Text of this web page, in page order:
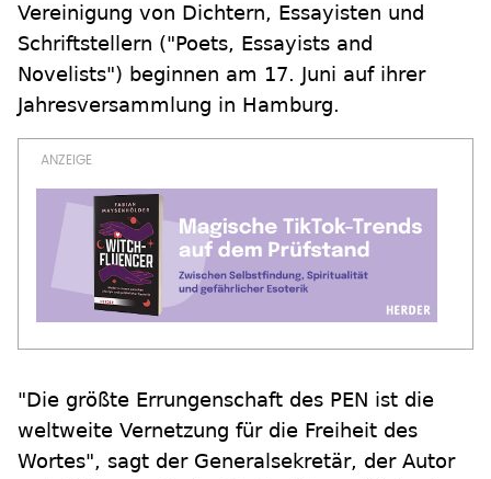
Vereinigung von Dichtern, Essayisten und
Schriftstellern ("Poets, Essayists and
Novelists") beginnen am 17. Juni auf ihrer
Jahresversammlung in Hamburg.
"Die größte Errungenschaft des PEN ist die
weltweite Vernetzung für die Freiheit des
Wortes", sagt der Generalsekretär, der Autor